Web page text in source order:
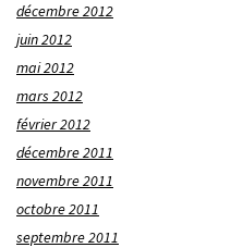
décembre 2012
juin 2012
mai 2012
mars 2012
février 2012
décembre 2011
novembre 2011
octobre 2011
septembre 2011